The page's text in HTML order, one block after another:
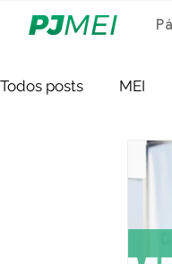
Todos posts MEI